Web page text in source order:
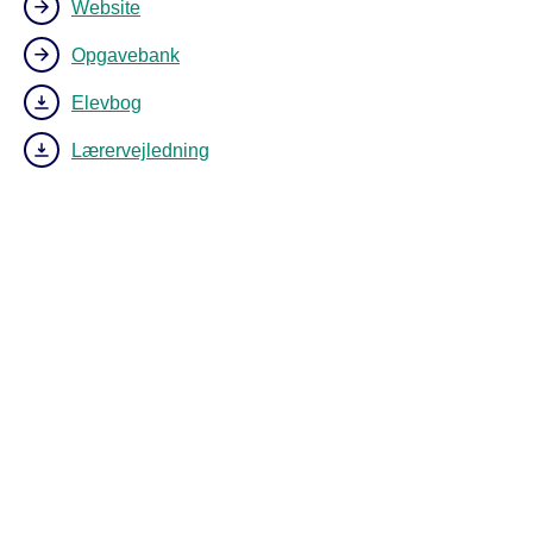
Website
Opgavebank
Elevbog
Lærervejledning